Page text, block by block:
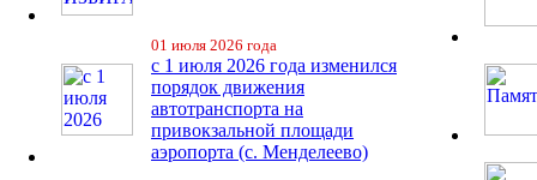
01 июля 2026 года
с 1 июля 2026 года изменился
порядок движения
автотранспорта на
привокзальной площади
аэропорта (с. Менделеево)